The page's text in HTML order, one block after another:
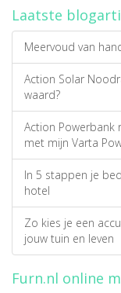
Laatste
Meervoud van
Action Solar
waard?
Action Powerbank
met mijn Varta
In 5 stappen je
hotel
Zo kies je een
jouw tuin en leven
Furn.nl online